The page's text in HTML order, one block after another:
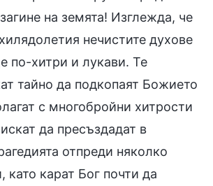
на земята! Изглежда, че
нечистите духове
по-хитри и лукави. Те
тайно да подкопаят Божието
с многобройни хитрости
да пресъздадат в
отпреди няколко
като карат Бог почти да